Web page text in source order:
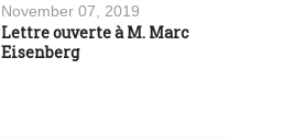
November 07, 2019
Lettre ouverte à M. Marc
Eisenberg